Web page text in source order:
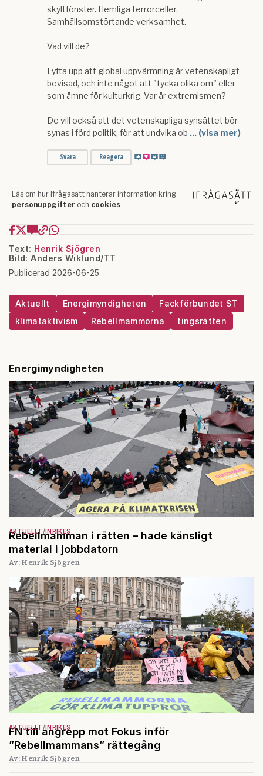
Text: Henrik Sjögren
Bild: Anders Wiklund/TT
Publicerad 2026-06-25
Aktuellt Energimyndigheten
Fackförbundet ST
klimataktivism
Rebellmammorna tingsrätten
Energimyndigheten
Rebellmamman i rätten – hade känsligt
material i jobbdatorn
AKTUELLT INRIKES
Av: Henrik Sjögren
FN till angrepp mot Fokus inför
”Rebellmammans” rättegång
AKTUELLT INRIKES
Av: Henrik Sjögren